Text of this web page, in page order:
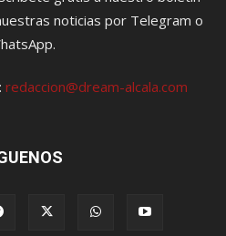
noticias por Telegram o
redaccion@dream-alcala.com